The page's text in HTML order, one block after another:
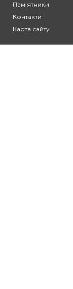
Памʼятники
Контакти
Карта сайту